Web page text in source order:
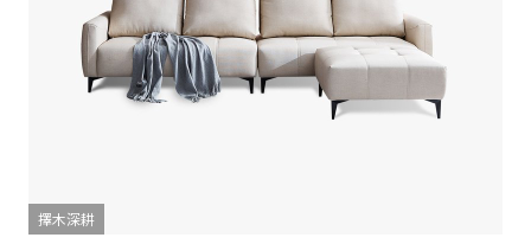
擇木深耕